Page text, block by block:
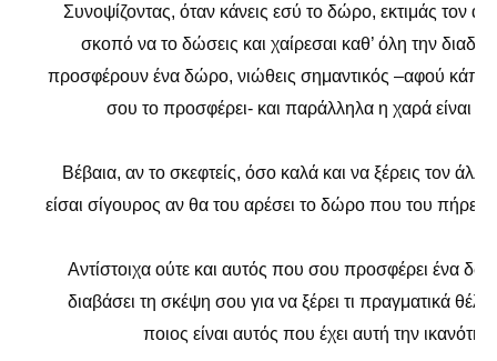
Συνοψίζοντας, όταν κάνεις εσύ το δώρο, εκτιμάς τον
σκοπό να το δώσεις και χαίρεσαι καθ’ όλη την
προσφέρουν ένα δώρο, νιώθεις σημαντικός –αφού
σου το προσφέρει- και παράλληλα η χαρά είναι
Βέβαια, αν το σκεφτείς, όσο καλά και να ξέρεις τον
είσαι σίγουρος αν θα του αρέσει το δώρο που του πήρες
Αντίστοιχα ούτε και αυτός που σου προσφέρει ένα
διαβάσει τη σκέψη σου για να ξέρει τι πραγματικά
ποιος είναι αυτός που έχει αυτή την